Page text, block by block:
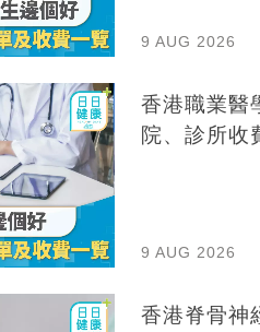
9 AUG 2026
香港職業醫
院、診所收
9 AUG 2026
香港脊骨神